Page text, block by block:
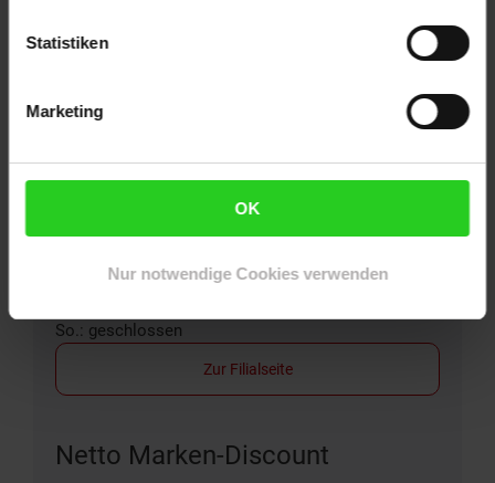
Statistiken
Marketing
OK
Nur notwendige Cookies verwenden
Filialen in der Nähe
Entfernung: 4.02 km
Öffnungszeiten:
So.: geschlossen
Zur Filialseite
Netto Marken-Discount